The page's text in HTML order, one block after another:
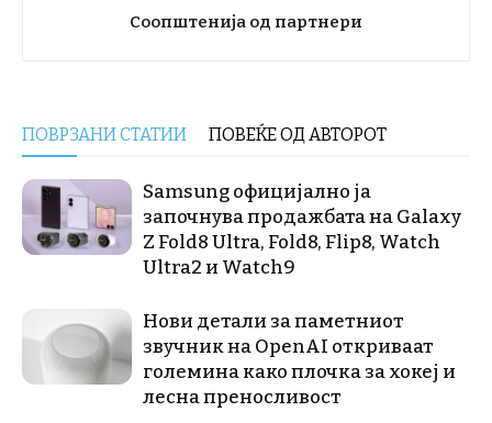
Соопштенија од партнери
ПОВРЗАНИ СТАТИИ ПОВЕЌЕ ОД АВТОРОТ
Samsung официјално ја
започнува продажбата на Galaxy
Z Fold8 Ultra, Fold8, Flip8, Watch
Ultra2 и Watch9
Нови детали за паметниот
звучник на OpenAI откриваат
големина како плочка за хокеј и
лесна преносливост